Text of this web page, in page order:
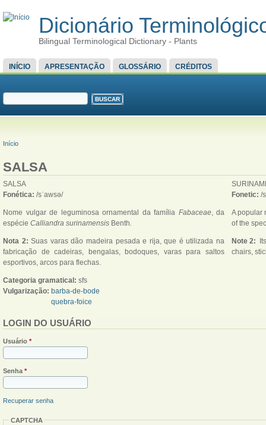
Dicionário
Bilingual Terminological Dictionary - Plants
MENU PRINCIPAL
INÍCIO APRESENTAÇÃO GLOSSÁRIO CRÉDITOS
FORMULÁRIO DE BUSCA
VOCÊ ESTÁ AQUI
Início
SALSA
SALSA
Fonética: /sˈawsə/
Nome vulgar de leguminosa ornamental da família Fabaceae, da
espécie Calliandra surinamensis Benth
Nota 2: Suas varas dão madeira pesada e rija, que é utilizada na
fabricação de cadeiras, bengalas, bodoques, varas para saltos
esportivos, arcos para flechas.
Fonetic: /
A popular
of the
Note 2:
chairs,
Categoria gramatical: sfs
Vulgarização: barba-de-bode
quebra-foice
LOGIN DO USUÁRIO
Usuário *
Senha *
Recuperar senha
CAPTCHA